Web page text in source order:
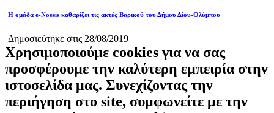
Η ομάδα e-Noesis καθαρίζει τις ακτές Βαρικού του Δήμου Δίου-Ολύμπου
Δημοσιεύτηκε στις 28/08/2019
Χρησιμοποιούμε cookies για να σας
προσφέρουμε την καλύτερη εμπειρία στην
ιστοσελίδα μας. Συνεχίζοντας την
περιήγηση στο site, συμφωνείτε με την